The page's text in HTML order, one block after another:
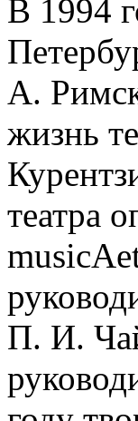
В 1994
А.
жизнь
театра
П. И.